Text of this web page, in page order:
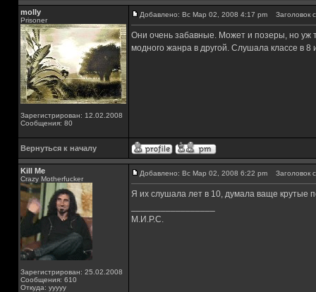
molly
Prisoner
Зарегистрирован: 12.02.2008
Сообщения: 80
Добавлено: Вс Мар 02, 2008 4:17 pm Заголовок
Они очень забавные. Может и позеры, но уж
модного жанра в другой. Слушала классе в
Вернуться к началу
Kill Me
Crazy Motherfucker
Зарегистрирован: 25.02.2008
Сообщения: 610
Откуда: ууууу
Добавлено: Вс Мар 02, 2008 6:22 pm Заголовок
Я их слушала лет в 10, думала ваще крутые
М.И.Р.С.